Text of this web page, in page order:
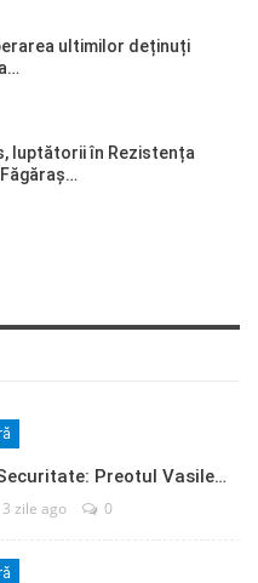
ultimilor deținuți
luptătorii în Rezistența
Preotul Vasile…
3 zile ago 0